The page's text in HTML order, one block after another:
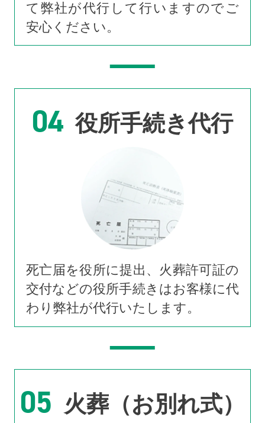
て弊社が代行して行いますのでご
安心ください。
04 役所手続き代行
死亡届を役所に提出、火葬許可証の
交付などの役所手続きはお客様に代
わり弊社が代行いたします。
05 火葬（お別れ式）